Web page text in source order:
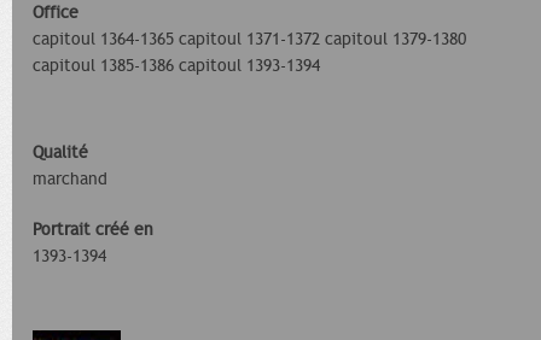
Office
capitoul 1364-1365 capitoul 1371-1372 capitoul 1379-1380
capitoul 1385-1386 capitoul 1393-1394
Qualité
marchand
Portrait créé en
1393-1394